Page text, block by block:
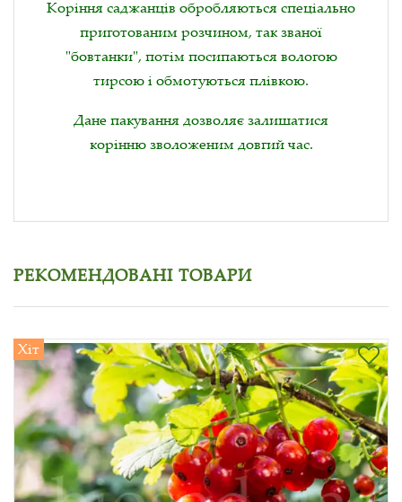
Коріння саджанців обробляються спеціально
приготованим розчином, так званої
"бовтанки", потім посипаються вологою
тирсою і обмотуються плівкою.
Дане пакування дозволяє залишатися
корінню зволоженим довгий час.
РЕКОМЕНДОВАНІ ТОВАРИ
Хіт